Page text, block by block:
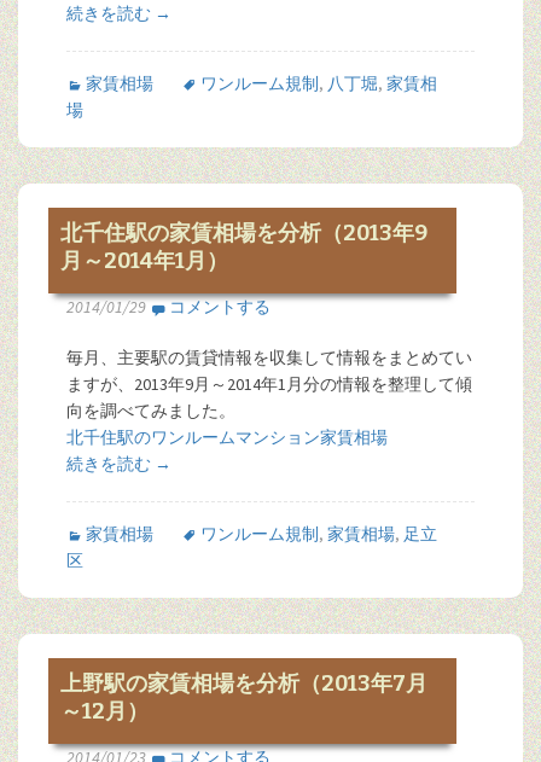
続きを読む →
家賃相場 ワンルーム規制, 八丁堀, 家賃相
場
北千住駅の家賃相場を分析（2013年9
月～2014年1月）
2014/01/29 コメントする
毎月、主要駅の賃貸情報を収集して情報をまとめてい
ますが、2013年9月～2014年1月分の情報を整理して傾
向を調べてみました。
北千住駅のワンルームマンション家賃相場
続きを読む →
家賃相場 ワンルーム規制, 家賃相場, 足立
区
上野駅の家賃相場を分析（2013年7月
～12月）
2014/01/23 コメントする